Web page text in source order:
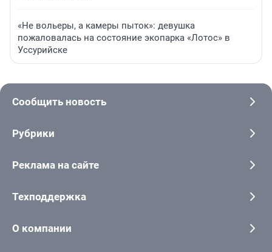
«Не вольеры, а камеры пыток»: девушка
пожаловалась на состояние экопарка «Лотос» в
Уссурийске
Сообщить новость
Рубрики
Реклама на сайте
Техподдержка
О компании